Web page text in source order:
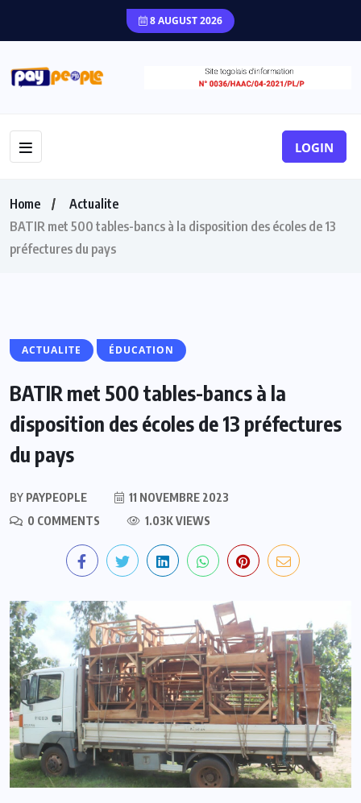
8 AUGUST 2026
LOGIN
Home
Actualite
BATIR met 500 tables-bancs à la disposition des écoles de 13
préfectures du pays
ACTUALITE ÉDUCATION
BATIR met 500 tables-bancs à la
disposition des écoles de 13 préfectures
du pays
BY PAYPEOPLE
11 NOVEMBRE 2023
0 COMMENTS
1.03K VIEWS